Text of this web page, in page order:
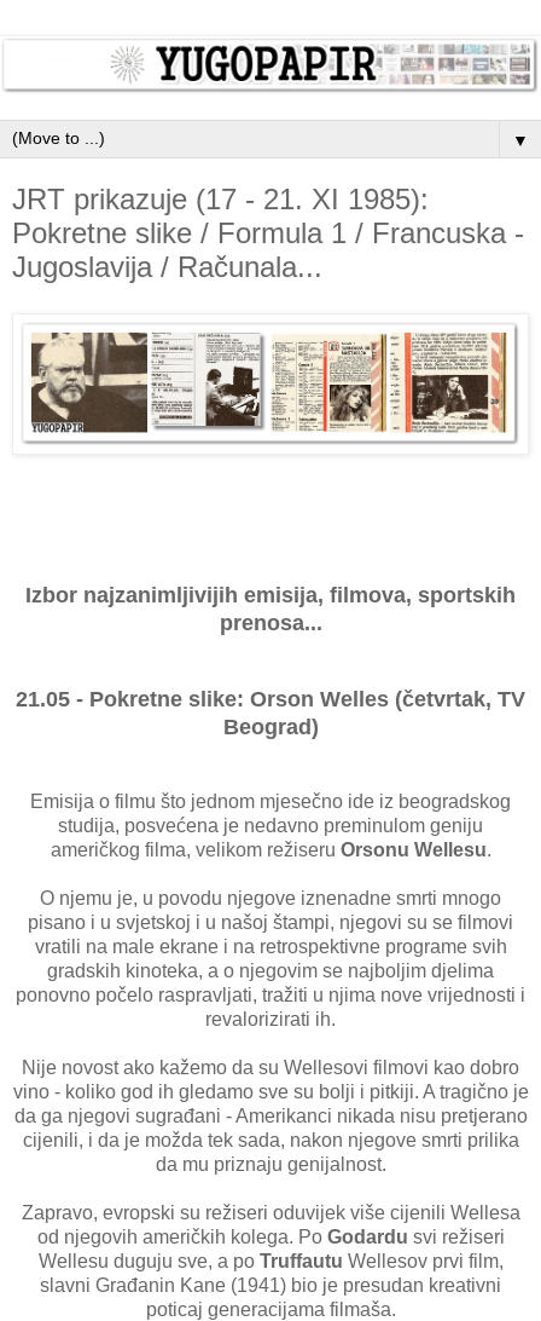
▼
JRT prikazuje (17 - 21. XI 1985):
Pokretne slike / Formula 1 / Francuska -
Jugoslavija / Računala...
Izbor najzanimljivijih emisija, filmova, sportskih
prenosa...
21.05 - Pokretne slike: Orson Welles (četvrtak, TV
Beograd)
Emisija o filmu što jednom mjesečno ide iz beogradskog
studija, posvećena je nedavno preminulom geniju
američkog filma, velikom režiseru Orsonu Wellesu.
O njemu je, u povodu njegove iznenadne smrti mnogo
pisano i u svjetskoj i u našoj štampi, njegovi su se filmovi
vratili na male ekrane i na retrospektivne programe svih
gradskih kinoteka, a o njegovim se najboljim djelima
ponovno počelo raspravljati, tražiti u njima nove vrijednosti i
revalorizirati ih.
Nije novost ako kažemo da su Wellesovi filmovi kao dobro
vino - koliko god ih gledamo sve su bolji i pitkiji. A tragično je
da ga njegovi sugrađani - Amerikanci nikada nisu pretjerano
cijenili, i da je možda tek sada, nakon njegove smrti prilika
da mu priznaju genijalnost.
Zapravo, evropski su režiseri oduvijek više cijenili Wellesa
od njegovih američkih kolega. Po Godardu svi režiseri
Wellesu duguju sve, a po Truffautu Wellesov prvi film,
slavni Građanin Kane (1941) bio je presudan kreativni
poticaj generacijama filmaša.